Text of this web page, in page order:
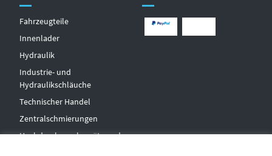
Fahrzeugteile
Innenlader
Hydraulik
Industrie- und
Hydraulikschläuche
Technischer Handel
Zentralschmierungen
Hochdruckwaschgeräte und